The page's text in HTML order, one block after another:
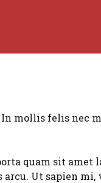
mollis felis nec
quam sit amet
Ut sapien mi,